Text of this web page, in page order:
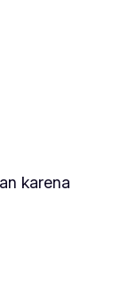
karena